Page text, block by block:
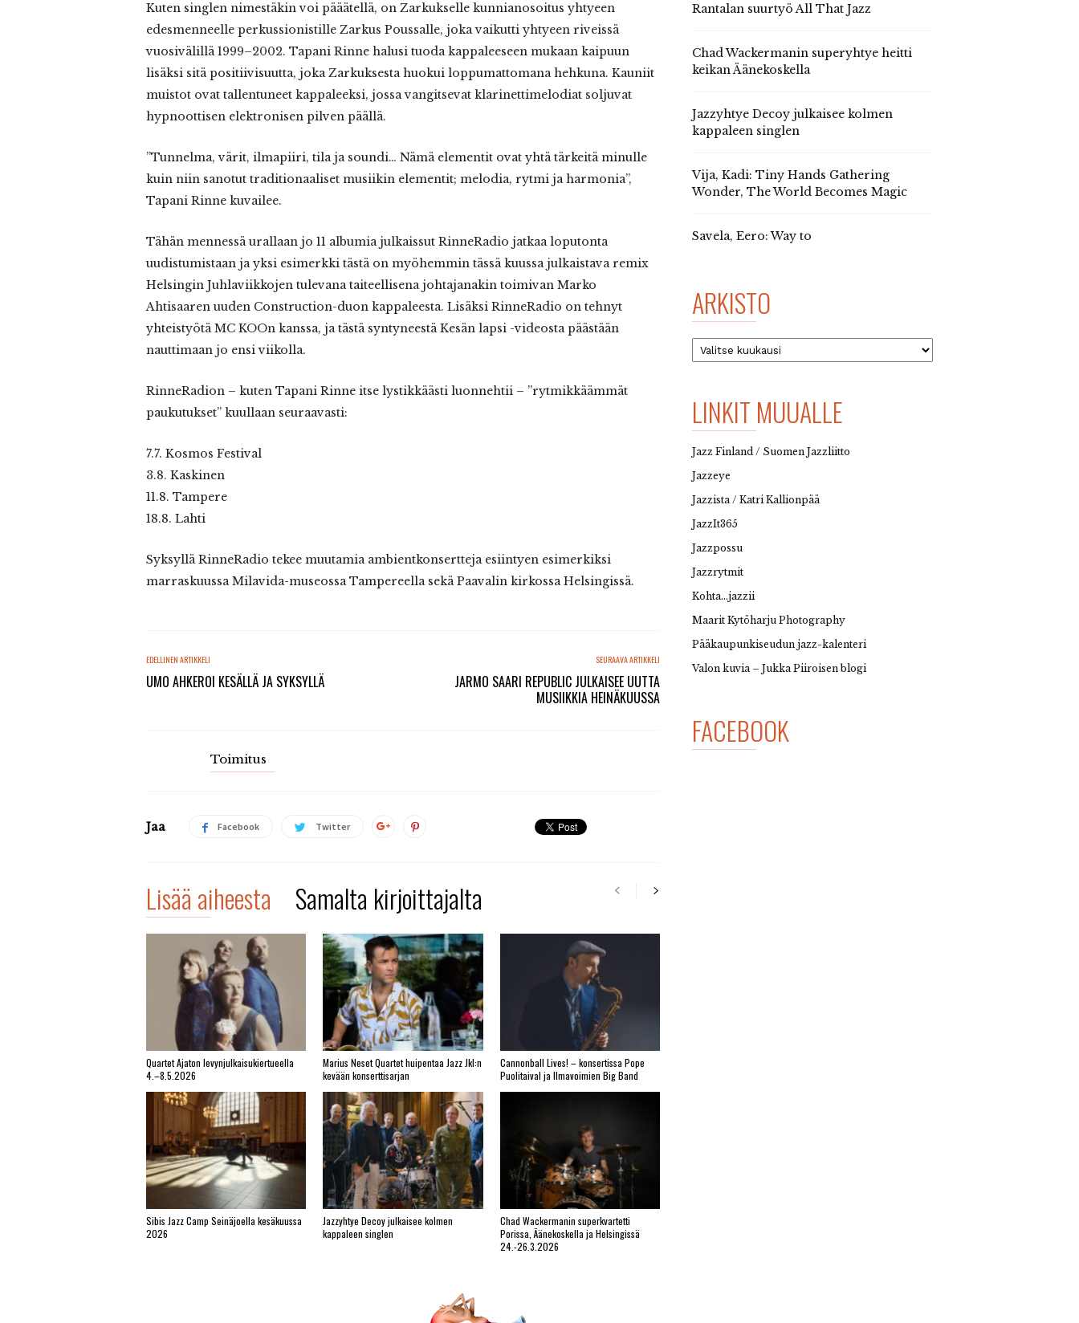
Kuten singlen nimestäkin voi pääätellä, on Zarkukselle kunnianosoitus yhtyeen
edesmenneelle perkussionistille Zarkus Poussalle, joka vaikutti yhtyeen riveissä
vuosivälillä 1999–2002. Tapani Rinne halusi tuoda kappaleeseen mukaan kaipuun
lisäksi sitä positiivisuutta, joka Zarkuksesta huokui loppumattomana hehkuna. Kauniit
muistot ovat tallentuneet kappaleeksi, jossa vangitsevat klarinettimelodiat soljuvat
hypnoottisen elektronisen pilven päällä.
”Tunnelma, värit, ilmapiiri, tila ja soundi… Nämä elementit ovat yhtä tärkeitä minulle
kuin niin sanotut traditionaaliset musiikin elementit; melodia, rytmi ja harmonia”,
Tapani Rinne kuvailee.
Tähän mennessä urallaan jo 11 albumia julkaissut RinneRadio jatkaa loputonta
uudistumistaan ja yksi esimerkki tästä on myöhemmin tässä kuussa julkaistava remix
Helsingin Juhlaviikkojen tulevana taiteellisena johtajanakin toimivan Marko
Ahtisaaren uuden Construction-duon kappaleesta. Lisäksi RinneRadio on tehnyt
yhteistyötä MC KOOn kanssa, ja tästä syntyneestä Kesän lapsi -videosta päästään
nauttimaan jo ensi viikolla.
RinneRadion – kuten Tapani Rinne itse lystikkäästi luonnehtii – ”rytmikkäämmät
paukutukset” kuullaan seuraavasti:
7.7. Kosmos Festival
3.8. Kaskinen
11.8. Tampere
18.8. Lahti
Syksyllä RinneRadio tekee muutamia ambientkonsertteja esiintyen esimerkiksi
marraskuussa Milavida-museossa Tampereella sekä Paavalin kirkossa Helsingissä.
EDELLINEN ARTIKKELI
UMO AHKEROI KESÄLLÄ JA SYKSYLLÄ
SEURAAVA ARTIKKELI
JARMO SAARI REPUBLIC JULKAISEE UUTTA
MUSIIKKIA HEINÄKUUSSA
Toimitus
Jaa Facebook Twitter
Lisää aiheesta Samalta kirjoittajalta
Quartet Ajaton levynjulkaisukiertueella
4.–8.5.2026
Marius Neset Quartet huipentaa Jazz Jkl:n
kevään konserttisarjan
Cannonball Lives! – konsertissa Pope
Puolitaival ja Ilmavoimien Big Band
Sibis Jazz Camp Seinäjoella kesäkuussa
2026
Jazzyhtye Decoy julkaisee kolmen
kappaleen singlen
Chad Wackermanin superkvartetti
Porissa, Äänekoskella ja Helsingissä
24.-26.3.2026
Rantalan suurtyö All That Jazz
Chad Wackermanin superyhtye heitti
keikan Äänekoskella
Jazzyhtye Decoy julkaisee kolmen
kappaleen singlen
Vija, Kadi: Tiny Hands Gathering
Wonder, The World Becomes Magic
Savela, Eero: Way to
ARKISTO
Arkisto
LINKIT MUUALLE
Jazz Finland / Suomen Jazzliitto
Jazzeye
Jazzista / Katri Kallionpää
JazzIt365
Jazzpossu
Jazzrytmit
Kohta…jazzii
Maarit Kytöharju Photography
Pääkaupunkiseudun jazz-kalenteri
Valon kuvia – Jukka Piiroisen blogi
FACEBOOK